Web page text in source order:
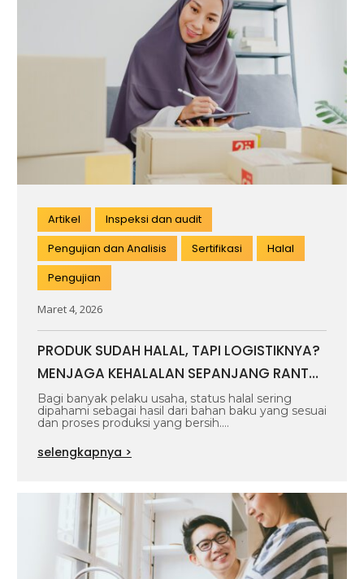
Artikel
Inspeksi dan audit
Pengujian dan Analisis
Sertifikasi
Halal
Pengujian
Maret 4, 2026
PRODUK SUDAH HALAL, TAPI LOGISTIKNYA?
MENJAGA KEHALALAN SEPANJANG RANTAI
PASOK
Bagi banyak pelaku usaha, status halal sering
dipahami sebagai hasil dari bahan baku yang sesuai
dan proses produksi yang bersih.…
selengkapnya >